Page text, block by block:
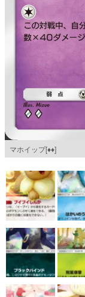
その他
電ファミニコゲー
マホイップ[♦♦]